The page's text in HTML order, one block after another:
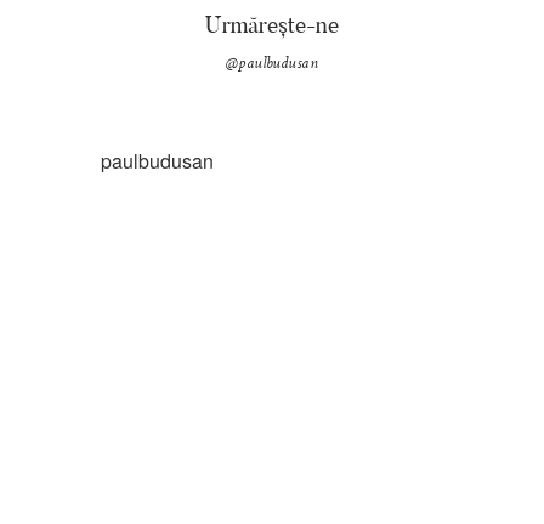
Urmărește-ne
@paulbudusan
paulbudusan